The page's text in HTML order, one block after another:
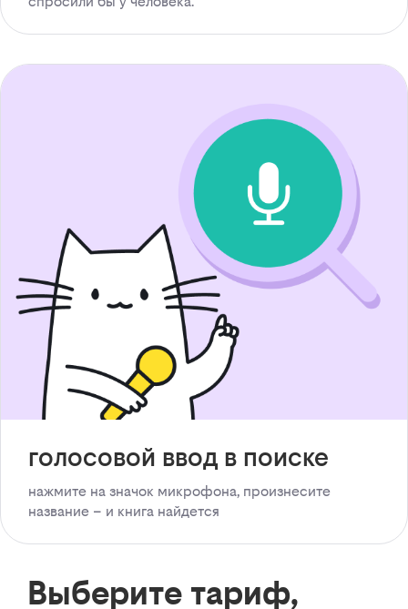
голосовой ввод в поиске
нажмите на значок микрофона, произнесите
название – и книга найдется
Выберите тариф,